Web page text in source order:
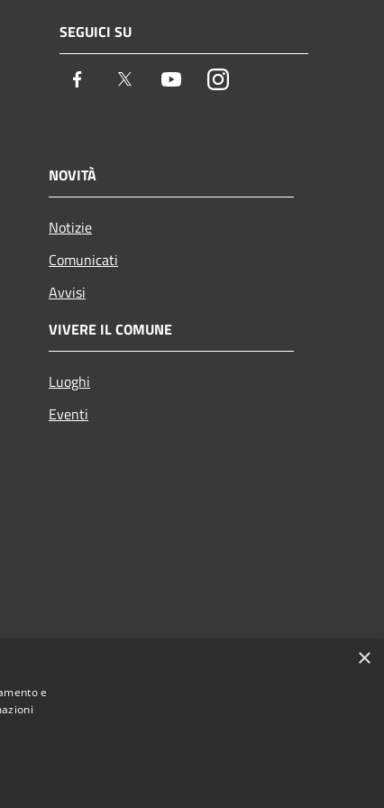
SEGUICI SU
Facebook Twitter YoutubeInstagram
NOVITÀ
Notizie
Comunicati
Avvisi
VIVERE IL COMUNE
Luoghi
Eventi
Castano Primo • Powered by
×
e